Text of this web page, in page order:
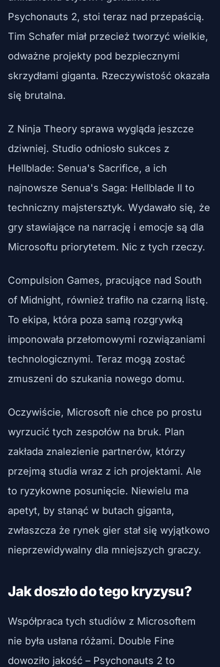
Psychonauts 2, stoi teraz nad przepaścią.
Tim Schafer miał przecież tworzyć wielkie,
odważne projekty pod bezpiecznymi
skrzydłami giganta. Rzeczywistość okazała
się brutalna.
Z Ninja Theory sprawa wygląda jeszcze
dziwniej. Studio odniosło sukces z
Hellblade: Senua's Sacrifice, a ich
najnowsze Senua's Saga: Hellblade II to
techniczny majstersztyk. Wydawało się, że
gry stawiające na narrację i emocje są dla
Microsoftu priorytetem. Nic z tych rzeczy.
Compulsion Games, pracujące nad South
of Midnight, również trafiło na czarną listę.
To ekipa, która poza samą rozgrywką
imponowała przełomowymi rozwiązaniami
technologicznymi. Teraz mogą zostać
zmuszeni do szukania nowego domu.
Oczywiście, Microsoft nie chce po prostu
wyrzucić tych zespołów na bruk. Plan
zakłada znalezienie partnerów, którzy
przejmą studia wraz z ich projektami. Ale
to ryzykowne posunięcie. Niewielu ma
apetyt, by stanąć w butach giganta,
zwłaszcza że rynek gier stał się wyjątkowo
nieprzewidywalny dla mniejszych graczy.
Jak doszło do tego kryzysu?
Współpraca tych studiów z Microsoftem
nie była usłana różami. Double Fine
dowoziło jakość – Psychonauts 2 to